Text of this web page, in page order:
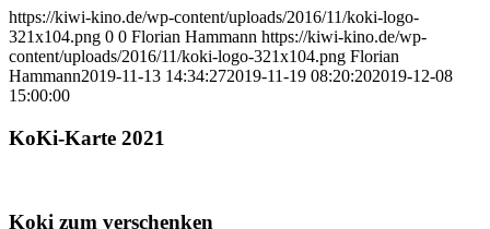
https://kiwi-kino.de/wp-content/uploads/2016/11/koki-logo-
321x104.png 0 0 Florian Hammann https://kiwi-kino.de/wp-
content/uploads/2016/11/koki-logo-321x104.png Florian
Hammann2019-11-13 14:34:272019-11-19 08:20:202019-12-08
15:00:00
KoKi-Karte 2021
Koki zum verschenken